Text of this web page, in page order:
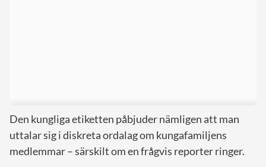
Den kungliga etiketten påbjuder nämligen att man
uttalar sig i diskreta ordalag om kungafamiljens
medlemmar – särskilt om en frågvis reporter ringer.